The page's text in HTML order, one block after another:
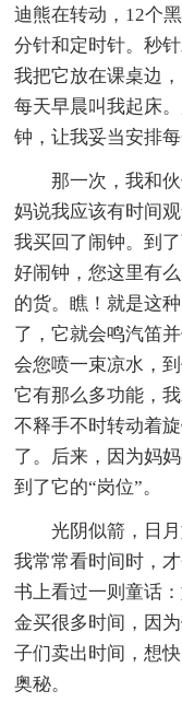
迪熊在转动，12个
分针和定时针。秒
我把它放在课桌边
每天早晨叫我起床
钟，让我妥当安排每
那一次，我和
妈说我应该有时间
我买回了闹钟。到
好闹钟，您这里有
的货。瞧！就是这
了，它就会鸣汽笛
会您喷一束凉水，
它有那么多功能，
不释手不时转动着
了。后来，因为妈
到了它的“岗位”。
光阴似箭，日
我常常看时间时，
书上看过一则童话
金买很多时间，因
子们卖出时间，想
奥秘。